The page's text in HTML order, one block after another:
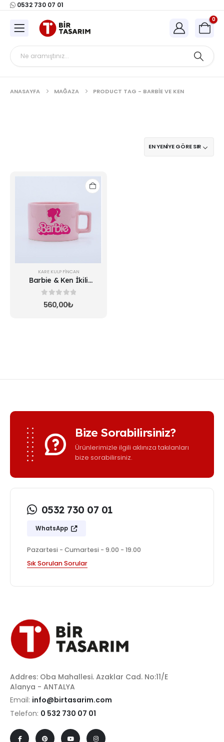
0532 730 07 01
0
ANASAYFA MAĞAZA PRODUCT TAG - BARBIE VE KEN
KARE KULP FINCAN
Barbie & Ken İkili
Fincan
05 üzerinden
560,00₺
Bize Sorabilirsiniz?
Ürünlerimizle ilgili aklınıza takılanları
bize sorabilirsiniz.
0532 730 07 01
WhatsApp
Pazartesi - Cumartesi - 9.00 - 19.00
Sık Sorulan Sorular
Addres: Oba Mahallesi. Azaklar Cad. No:11/E
Alanya - ANTALYA
Email: info@birtasarim.com
Telefon: 0 532 730 07 01